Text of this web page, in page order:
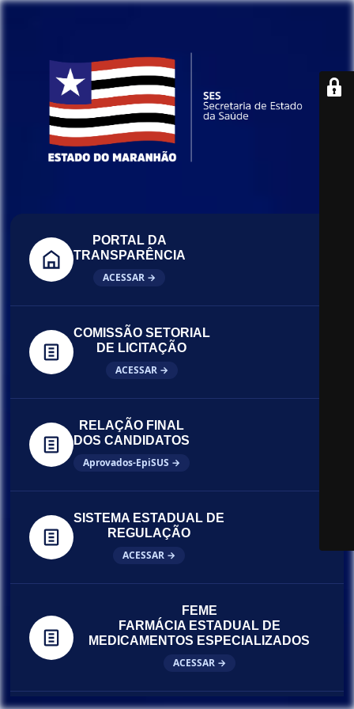
PORTAL DA
TRANSPARÊNCIA
ACESSAR →
COMISSÃO SETORIAL
DE LICITAÇÃO
ACESSAR →
RELAÇÃO FINAL
DOS CANDIDATOS
Aprovados-EpiSUS →
SISTEMA ESTADUAL DE
REGULAÇÃO
ACESSAR →
FEME
FARMÁCIA ESTADUAL DE
MEDICAMENTOS ESPECIALIZADOS
ACESSAR →